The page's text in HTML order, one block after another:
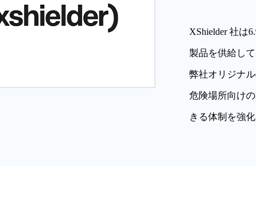
XShielder 社は
製品を供給して
弊社オリジナル
危険場所向け
きる体制を強